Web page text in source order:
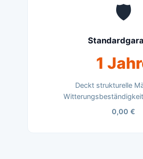
🛡️
1
Deckt strukturelle
0,00 €